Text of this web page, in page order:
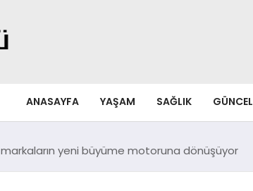
ANASAYFA YAŞAM SAĞLIK GÜNCEL
yeni büyüme motoruna dönüşüyor